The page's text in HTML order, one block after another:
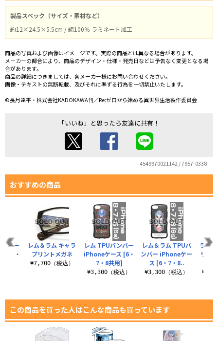
製品スペック（サイズ・素材など）
約12×24.5×5.5cm / 綿100％ ラミネート加工
商品の写真および画像はイメージです。実際の商品とは異なる場合があります。
メーカーの都合により、商品のデザイン・仕様・発売日などは予告なく変更となる場
合があります。
商品の詳細につきましては、各メーカー様にお問い合わせください。
画像・テキストの無断転載、及びそれに準ずる行為を一切禁止いたします。
©長月達平・株式会社KADOKAWA刊／Re:ゼロから始める異世界生活製作委員会
「いいね」と思ったら友達に共有！
4549970021142 / 7957-0338
おすすめの商品
レム TPUバンパー
iPhoneケース [6・
7・8共用]
¥3,300（税込）
レム＆ラム TPUバ
ンパー iPhoneケー
ス [6・7・8..
¥3,300（税込）
ラム
リー
パー
[X・
レム＆ラム キャラ
プリントメガネ
¥7,700（税込）
この商品を買った人はこんな商品も買っています